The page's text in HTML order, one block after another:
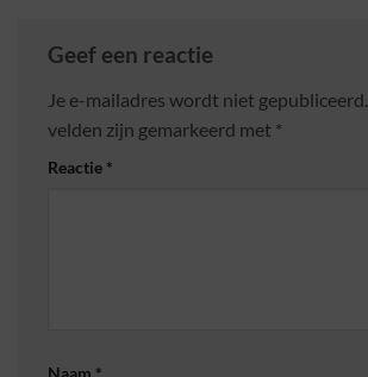
Geef een reactie
Je e-mailadres wordt niet gepubliceerd.
velden zijn gemarkeerd met *
Reactie *
Naam *